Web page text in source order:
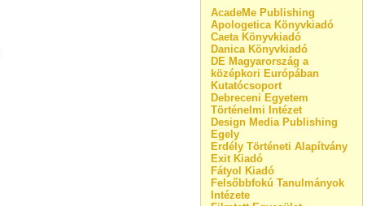
AcadeMe Publishing
Apologetica Könyvkiadó
Caeta Könyvkiadó
Danica Könyvkiadó
DE Magyarország a
középkori Európában
Kutatócsoport
Debreceni Egyetem
Történelmi Intézet
Design Media Publishing
Egely
Erdély Történeti Alapítvány
Exit Kiadó
Fátyol Kiadó
Felsőbbfokú Tanulmányok
Intézete